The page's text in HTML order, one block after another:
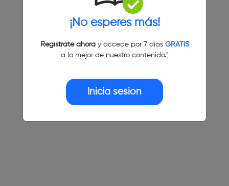
¡No esperes más!
Regístrate ahoray accede por 7 días GRATIS
a lo mejor de nuestro contenido."
Inicia sesión